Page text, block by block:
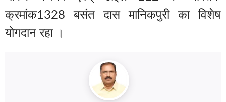
क्रमांक1328 बसंत दास मानिकपुरी का विशेष
योगदान रहा ।